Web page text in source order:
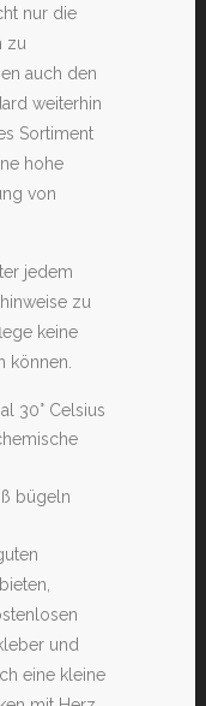
nur die
zu
auch den
weiterhin
Sortiment
hohe
von
jedem
zu
keine
können.
30° Celsius
bügeln
und
eine kleine